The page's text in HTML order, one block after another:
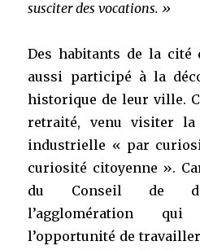
susciter des vocations. »
Des habitants de la
aussi participé à la
historique de leur ville.
retraité, venu visiter la
industrielle « par
curiosité citoyenne ».
du Conseil de
l’agglomération
l’opportunité de